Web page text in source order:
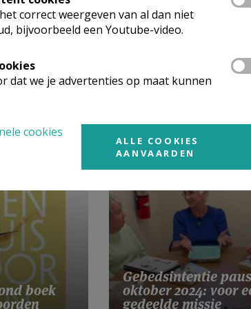
media.
boek
Gebedsintentie paus
oktober 2024: voor
gedeelde missie
correct weergeven van al dan niet
bijvoorbeeld een Youtube-video.
dat we je advertenties op maat kunnen
cookies
ALLE COOKIES
AANVAARDEN